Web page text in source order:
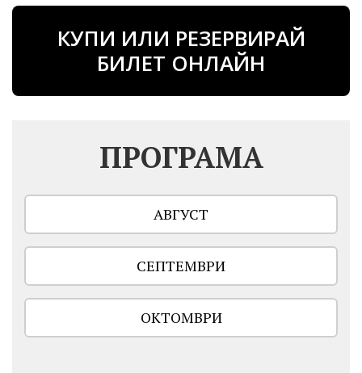
КУПИ ИЛИ РЕЗЕРВИРАЙ
БИЛЕТ ОНЛАЙН
ПРОГРАМА
АВГУСТ
СЕПТЕМВРИ
ОКТОМВРИ